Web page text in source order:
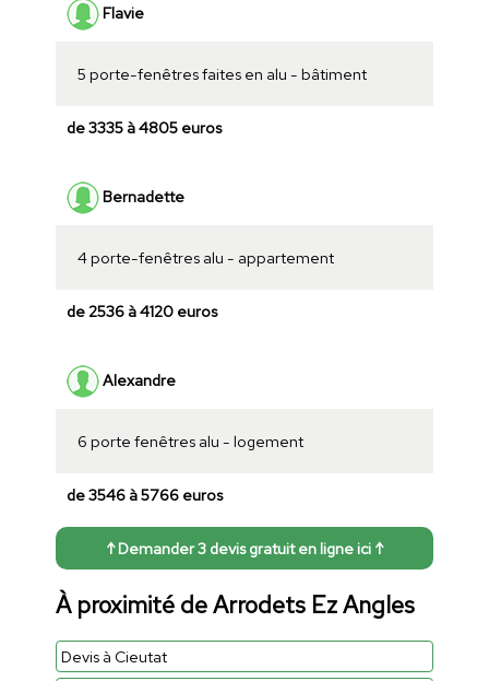
Flavie
5 porte-fenêtres faites en alu - bâtiment
de 3335 à 4805 euros
Bernadette
4 porte-fenêtres alu - appartement
de 2536 à 4120 euros
Alexandre
6 porte fenêtres alu - logement
de 3546 à 5766 euros
↑ Demander 3 devis gratuit en ligne ici ↑
À proximité de Arrodets Ez Angles
Devis à Cieutat